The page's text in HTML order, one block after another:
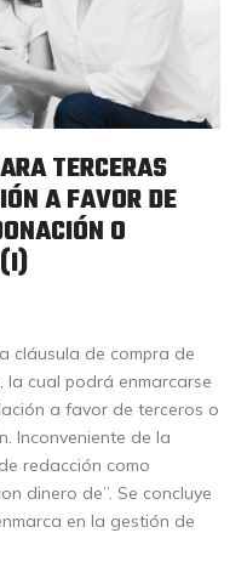
TERCERAS
A FAVOR DE
O
cláusula de compra de
la cual podrá enmarcarse
a favor de terceros o
Inconveniente de la
redacción como
dinero de”. Se concluye
en la gestión de